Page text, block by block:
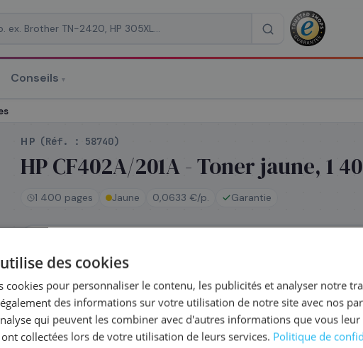
Conseils ▾
HP (Réf. : 58740)
HP CF402A/201A - Toner jaune, 1
1 400 pages Jaune 0,0633 €/p. Garantie
Expédié le jour même — commandez avant 14h
Coût par impression :
0,0633
Complétez la série201A
*
des cookies
cookies pour personnaliser le contenu, les publicités et analyser notre
des informations sur votre utilisation de notre site avec nos
qui peuvent les combiner avec d'autres informations que vous leur
collectées lors de votre utilisation de leurs services. Politique de